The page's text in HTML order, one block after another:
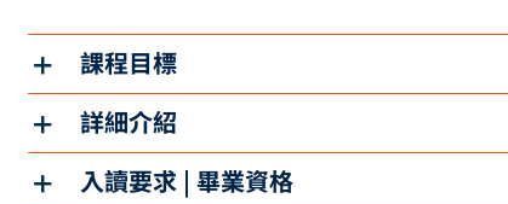
課程目標
詳細介紹
入讀要求 | 畢業資格